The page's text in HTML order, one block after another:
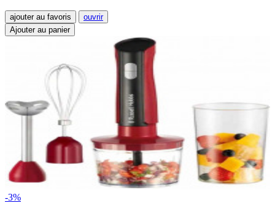
ajouter au favoris
ouvrir
Ajouter au panier
-3%